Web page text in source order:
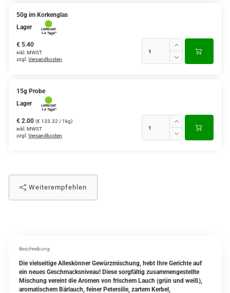
50g im Korkenglas
Lager
€ 5.40
inkl. MWST
zzgl. Versandkosten
15g Probe
Lager
€ 2.00 (€ 133.32 / 1kg)
inkl. MWST
zzgl. Versandkosten
Weiterempfehlen
Beschreibung
Die vielseitige Alleskönner Gewürzmischung, hebt Ihre Gerichte auf
ein neues Geschmacksniveau! Diese sorgfältig zusammengestellte
Mischung vereint die Aromen von frischem Lauch (grün und weiß),
aromatischem Bärlauch, feiner Petersilie, zartem Kerbel,